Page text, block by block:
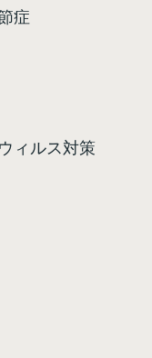
症
ィルス対策